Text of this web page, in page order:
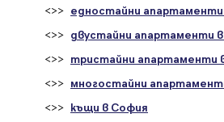
<>> едностайни
<>> двустайни апартаменти
<>> тристайни апартаменти
<>> многостайни
<>> къщи в София